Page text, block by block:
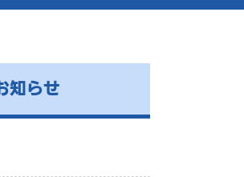
知らせ